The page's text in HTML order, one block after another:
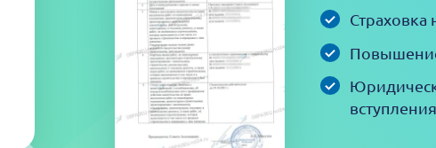
Страховка
вступления